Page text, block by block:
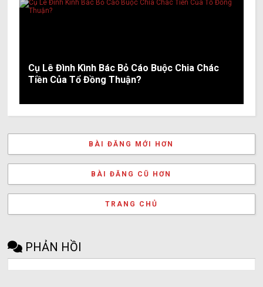
Cụ Lê Đình Kình Bác Bỏ Cáo Buộc Chia Chác
Tiền Của Tổ Đồng Thuận?
BÀI ĐĂNG MỚI HƠN
BÀI ĐĂNG CŨ HƠN
TRANG CHỦ
PHẢN HỒI